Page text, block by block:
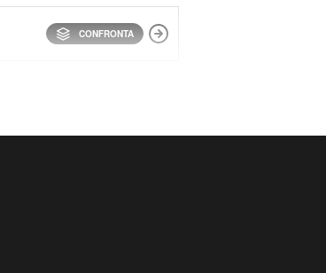
CONFRONTA